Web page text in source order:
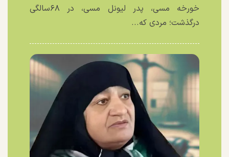
خورخه مسی، پدر لیونل مسی، در ۶۸سالگی
درگذشت؛ مردی که...